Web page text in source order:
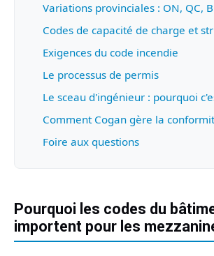
Variations provinciales : ON, QC,
Codes de capacité de charge et
Exigences du code incendie
Le processus de permis
Le sceau d'ingénieur : pourquoi
Comment Cogan gère la
Foire aux questions
Pourquoi les codes du
importent pour les